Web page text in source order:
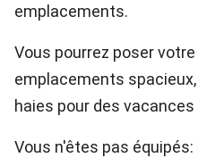
emplacements.
Vous pourrez poser
emplacements
haies pour des
Vous n'êtes pas